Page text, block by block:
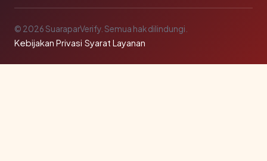
© 2026 SuaraparVerify. Semua hak dilindungi.
Kebijakan Privasi·Syarat Layanan